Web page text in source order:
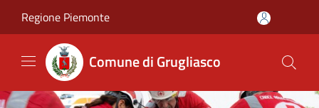
Regione Piemonte
Comune di Grugliasco